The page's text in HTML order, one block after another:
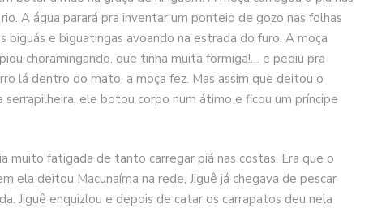
A água parará pra inventar um ponteio de gozo nas folhas
e biguatingas avoando na estrada do furo. A moça
choramingando, que tinha muita formiga!… e pediu pra
lá dentro do mato, a moça fez. Mas assim que deitou o
serrapilheira, ele botou corpo num átimo e ficou um príncipe
muito fatigada de tanto carregar piá nas costas. Era que o
ela deitou Macunaíma na rede, Jiguê já chegava de pescar
Jiguê enquizlou e depois de catar os carrapatos deu nela